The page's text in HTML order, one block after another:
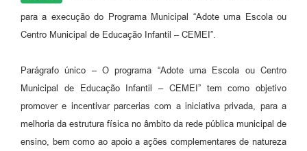
para a execução do Programa Municipal “Adote uma Escola ou
Centro Municipal de Educação Infantil – CEMEI”.
Parágrafo único – O programa “Adote uma Escola ou Centro
Municipal de Educação Infantil – CEMEI” tem como objetivo
promover e incentivar parcerias com a iniciativa privada, para a
melhoria da estrutura física no âmbito da rede pública municipal de
ensino, bem como ao apoio a ações complementares de natureza